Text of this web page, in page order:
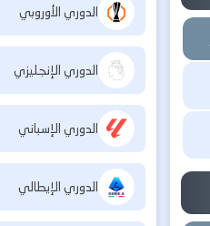
الدوري الأوروبي
الدوري الإنجليزي
الدوري الإسباني
الدوري الإيطالي